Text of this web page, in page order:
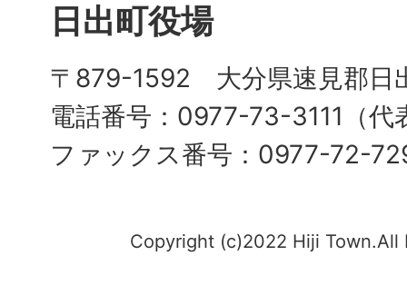
日出町役場
〒879-1592 大分県速見郡日
電話番号：0977-73-3111（代
ファックス番号：0977-72-
Copyright (c)2022 Hiji Town.All